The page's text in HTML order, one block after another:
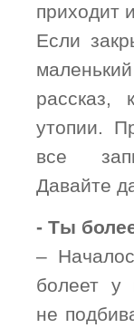
приходит
Если
рассказ,
утопии.
все
Давайте
- Ты
–
болеет у
не